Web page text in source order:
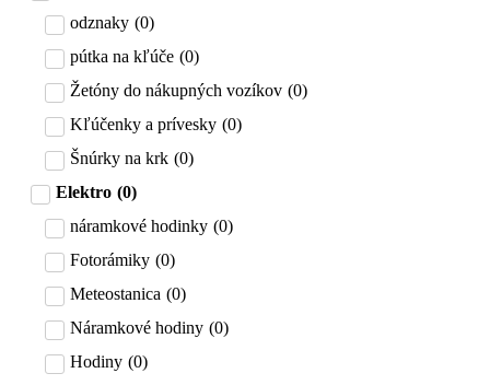
odznaky (0)
pútka na kľúče (0)
Žetóny do nákupných vozíkov (0)
Kľúčenky a prívesky (0)
Šnúrky na krk (0)
Elektro (0)
náramkové hodinky (0)
Fotorámiky (0)
Meteostanica (0)
Náramkové hodiny (0)
Hodiny (0)